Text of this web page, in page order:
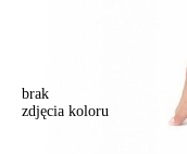
brak
zdjęcia koloru
Legginsy damskie